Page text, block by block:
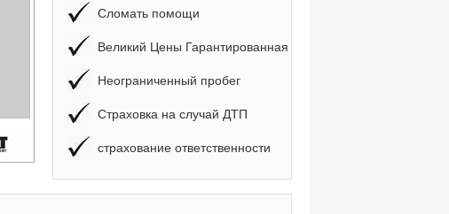
Сломать помощи
Великий Цены Гарантированная
Неограниченный пробег
Страховка на случай ДТП
страхование ответственности